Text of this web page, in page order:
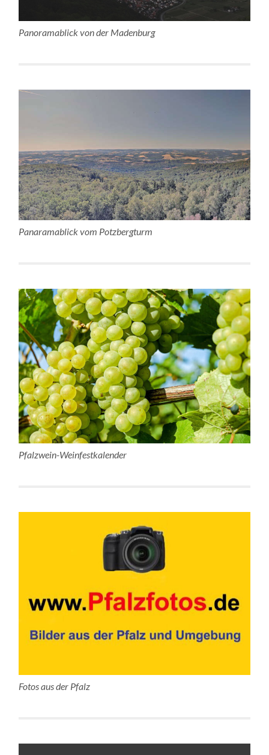
Panoramablick von der Madenburg
Panaramablick vom Potzbergturm
Pfalzwein-Weinfestkalender
Fotos aus der Pfalz